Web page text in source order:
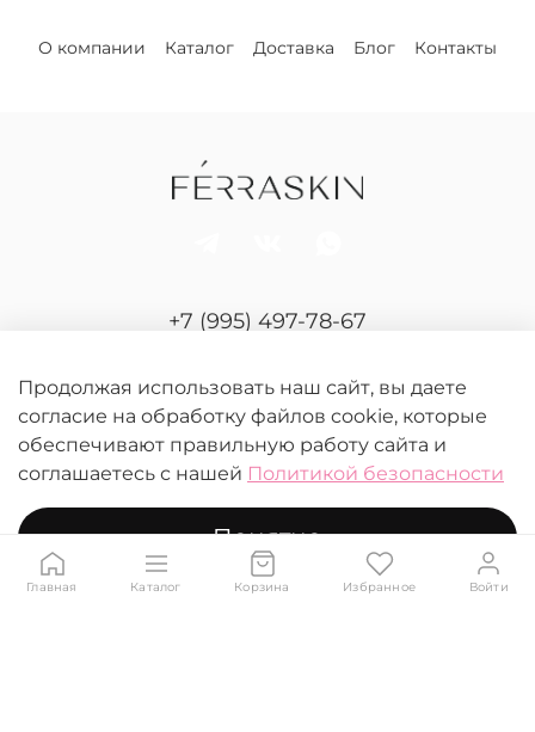
О компании Каталог Доставка Блог Контакты
+7 (995) 497-78-67
© 2026 FERRASKIN.
Любое использование контента без письменного
разрешения запрещено
Продолжая использовать наш сайт, вы даете
согласие на обработку файлов cookie, которые
обеспечивают правильную работу сайта и
соглашаетесь с нашей Политикой безопасности
Понятно
Главная Каталог Корзина Избранное Войти